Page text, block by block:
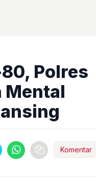
Polres
Mental
Komentar